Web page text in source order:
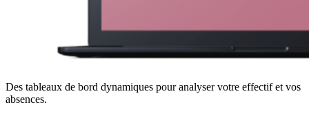
Des tableaux de bord dynamiques pour analyser votre effectif et vos
absences.